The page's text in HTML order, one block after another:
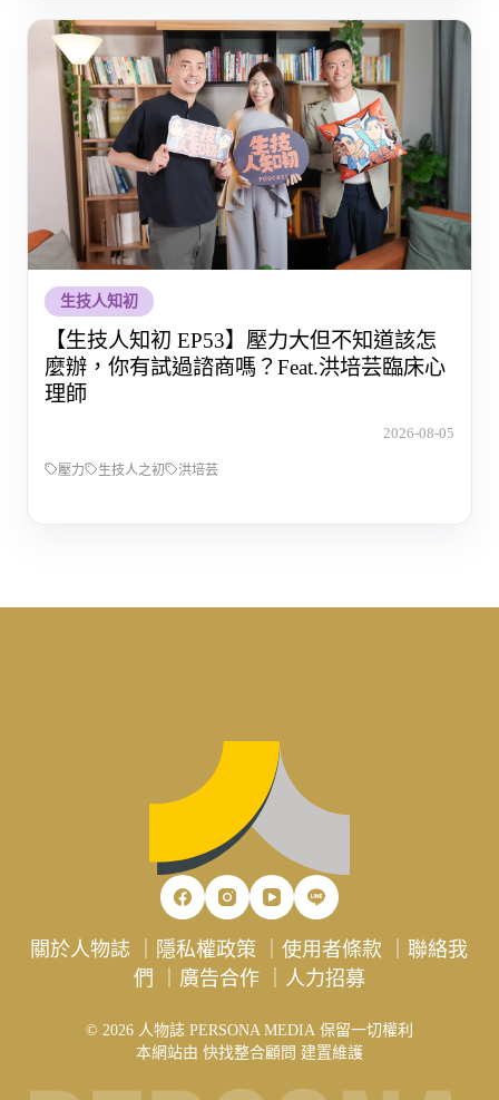
生技人知初
【生技人知初 EP53】壓力大但不知道該怎
麼辦，你有試過諮商嗎？Feat.洪培芸臨床心
理師
2026-08-05
壓力 生技人之初 洪培芸
關於人物誌 隱私權政策 ｜使用者條款 ｜聯絡我
們
廣告合作｜ 人力招募
© 2026 人物誌 PERSONA MEDIA 保留一切權利
本網站由 快找整合顧問 建置維護